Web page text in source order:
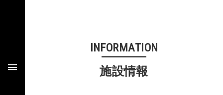
INFORMATION
施設情報